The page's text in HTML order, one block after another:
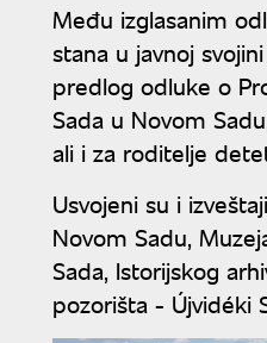
Među izglasanim
stana u javnoj
predlog odluke o
Sada u Novom
ali i za roditelje
Usvojeni su i
Novom Sadu,
Sada, Istorijskog
pozorišta - Újvidéki